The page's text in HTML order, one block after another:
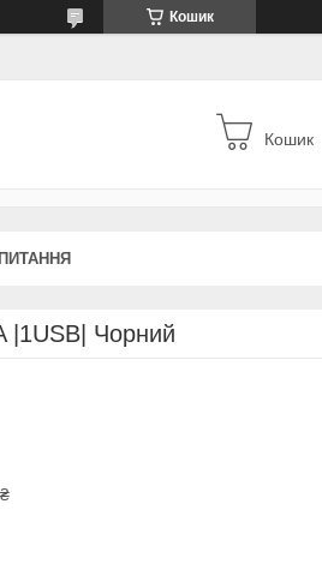
Кошик
Кошик
ПИТАННЯ
|1USB| Чорний